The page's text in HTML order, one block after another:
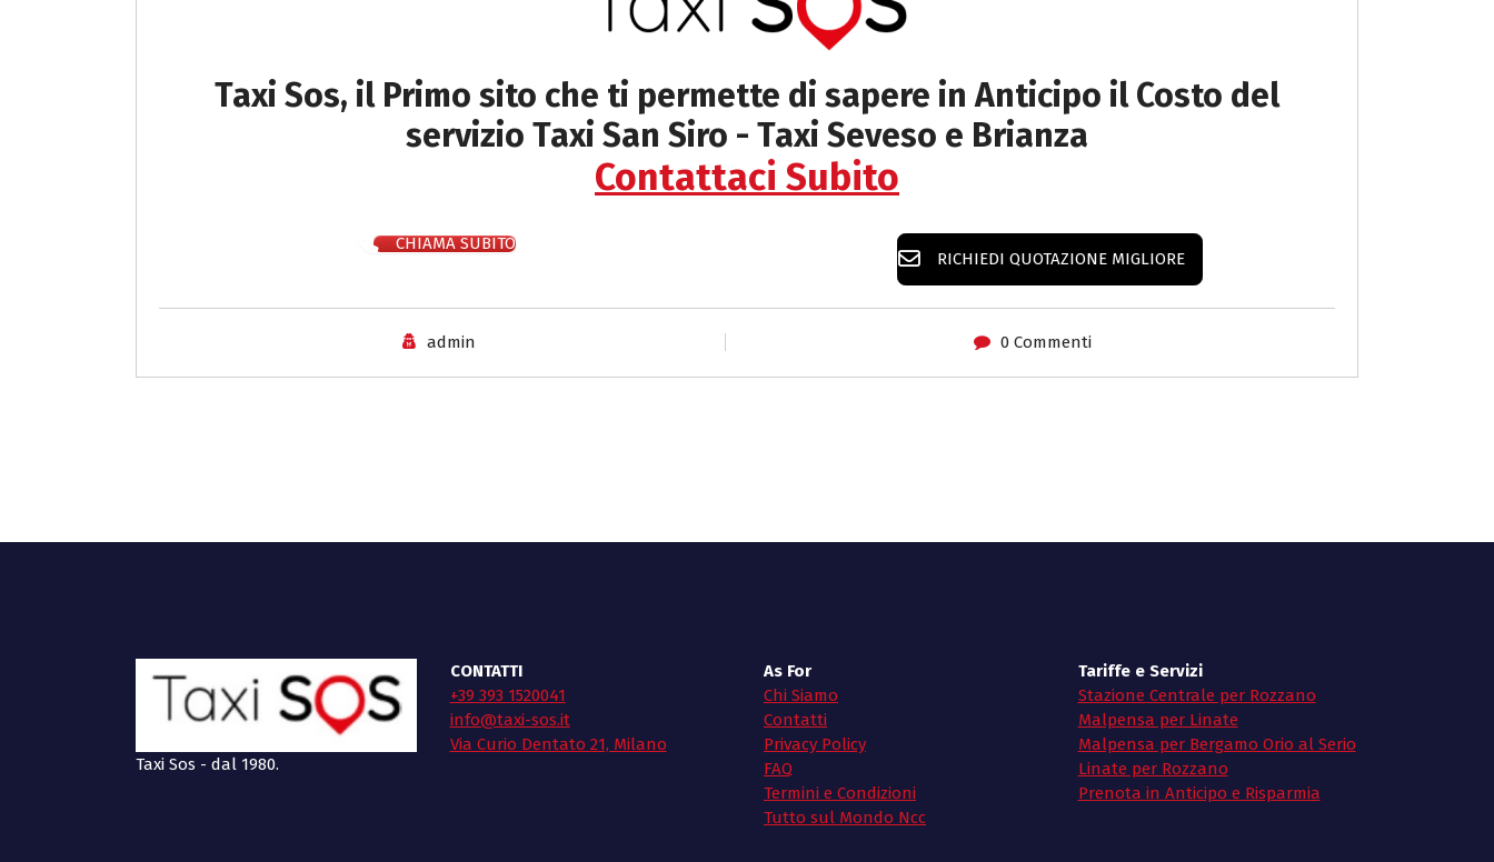
Taxi Sos, il Primo sito che ti permette di sapere in Anticipo ilCosto del
servizio Taxi San Siro - Taxi Seveso e Brianza
Contattaci Subito
CHIAMA SUBITO
RICHIEDI QUOTAZIONE MIGLIORE
admin 0 Commenti
Taxi Sos - dal 1980.
CONTATTI
+39 393 1520041
info@taxi-sos.it
Via Curio Dentato 21, Milano
As For
Chi Siamo
Contatti
Privacy Policy
FAQ
Termini e Condizioni
Tutto sul Mondo Ncc
Tariffe e Servizi
Stazione Centrale per Rozzano
Malpensa per Linate
Malpensa per Bergamo Orio al Serio
Linate per Rozzano
Prenota in Anticipo e Risparmia